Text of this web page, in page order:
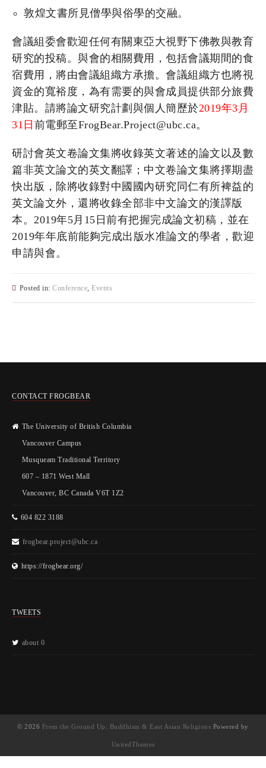
敦煌文書所見僧學與俗學的交融。
會議組委會歡迎任何有關東亞大視野下佛教與教育
研究的投稿。與會的相關費用，包括會議期間的食
宿費用，將由會議組織方承擔。會議組織方也將視
資金的寬裕度，為有需要的與會成員提供部分旅費
津貼。請將論文研究計劃與個人簡歷於2019年3月
31日 前電郵至FrogBear.Project@ubc.ca。
研討會英文卷論文集將收錄英文著述的論文以及數
篇非英文論文的英文翻譯；中文卷論文集將擇期盡
快出版，除將收錄對中國國內研究同仁有所裨益的
英文論文外，還將收錄全部非中文論文的漢譯版
本。2019年5月15日前有把握完成論文初稿，並在
2019年年底前能夠完成出版水准論文的學者，歡迎
申請與會。
Posted in: Conference Events
CONTACT FROGBEAR
The University of British Columbia
Vancouver Campus
Musqueam Traditional Territory
607 – 1871 West Mall
Vancouver, BC Canada V6T 1Z2
604 822 3188
frogbear.project@ubc.ca
https://frogbear.org/
TWEETS
about 0
© 2026 From the Ground Up: Buddhism & East Asian Religions Powered by
UnitedThemes